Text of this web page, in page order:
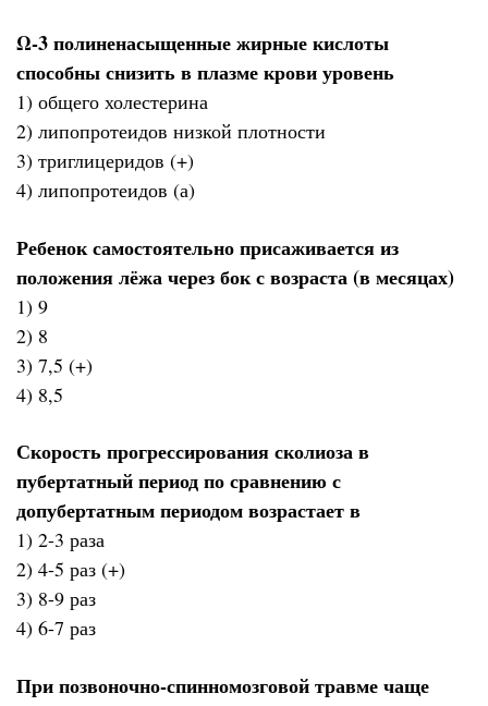
Ω-3 полиненасыщенные жирные кислоты
способны снизить в плазме крови уровень
1) общего холестерина
2) липопротеидов низкой плотности
3) триглицеридов (+)
4) липопротеидов (а)
Ребенок самостоятельно присаживается из
положения лёжа через бок с возраста (в месяцах)
1) 9
2) 8
3) 7,5 (+)
4) 8,5
Скорость прогрессирования сколиоза в
пубертатный период по сравнению с
допубертатным периодом возрастает в
1) 2-3 раза
2) 4-5 раз (+)
3) 8-9 раз
4) 6-7 раз
При позвоночно-спинномозговой травме чаще